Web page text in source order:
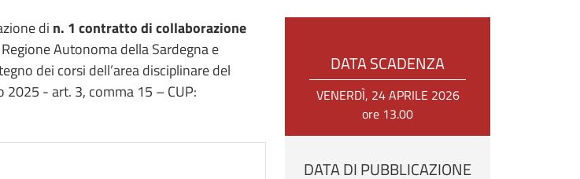
di n. 1 contratto di collaborazione
Autonoma della Sardegna e
dei corsi dell’area disciplinare del
2025 - art. 3, comma 15 – CUP:
DATA SCADENZA
VENERDÌ, 24 APRILE 2026
ore 13.00
DATA DI PUBBLICAZIONE